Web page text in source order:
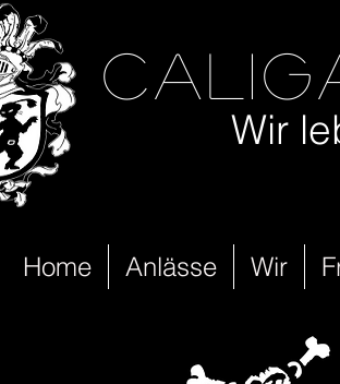
Wir
Home Anlässe Wir